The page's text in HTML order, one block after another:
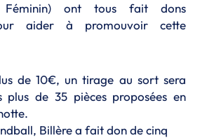
ont tous fait dons
aider à promouvoir cette
de 10€, un tirage au sort sera
de 35 pièces proposées en
Billère a fait don de cinq